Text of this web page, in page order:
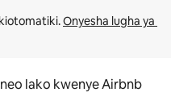
Onyesha lugha ya
lako kwenye Airbnb